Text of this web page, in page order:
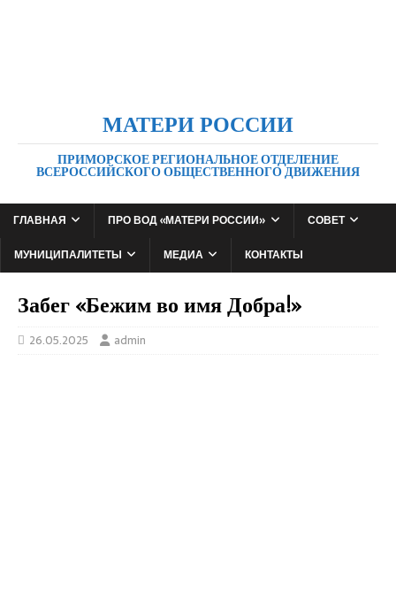
МАТЕРИ РОССИИ
ПРИМОРСКОЕ РЕГИОНАЛЬНОЕ ОТДЕЛЕНИЕ
ВСЕРОССИЙСКОГО ОБЩЕСТВЕННОГО ДВИЖЕНИЯ
ГЛАВНАЯ ПРО ВОД «МАТЕРИ РОССИИ»
СОВЕТ
МУНИЦИПАЛИТЕТЫ
МЕДИА КОНТАКТЫ
Забег «Бежим во имя Добра!»
26.05.2025 admin